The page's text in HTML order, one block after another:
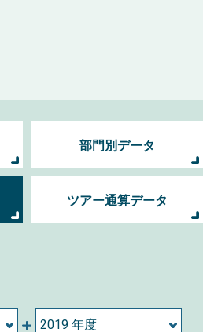
部門別データ
ツアー通算データ